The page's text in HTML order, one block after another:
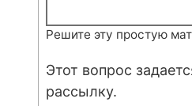
Решите эту простую
Этот вопрос
рассылку.